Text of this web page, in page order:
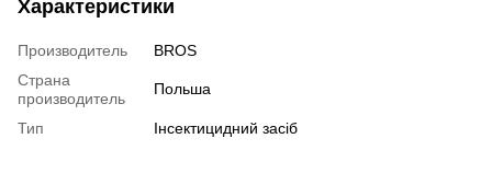
Характеристики
Производитель
BROS
Страна
производитель
Польша
Тип Інсектицидний засіб